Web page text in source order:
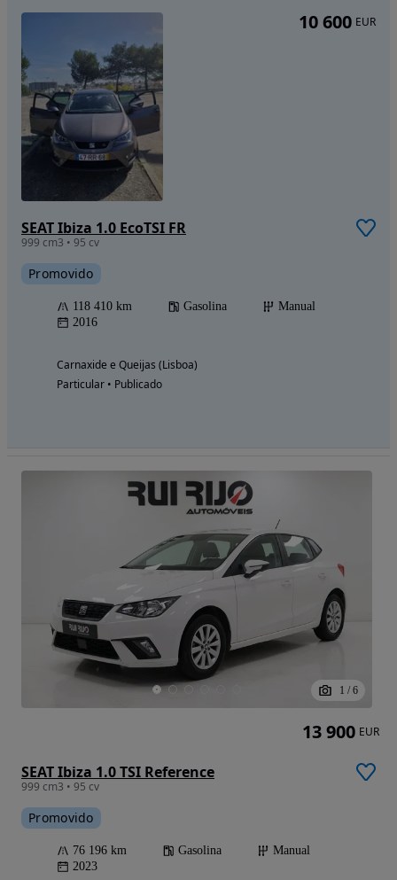
SEAT Ibiza 1.0 EcoTSI FR
999 cm3 • 95 cv
Promovido
118 410 km Gasolina
Manual
2016
Carnaxide e Queijas (Lisboa)
Particular • Publicado
10 600 EUR
1 / 6
SEAT Ibiza 1.0 TSI Reference
999 cm3 • 95 cv
Promovido
76 196 km Gasolina
Manual
2023
13 900 EUR